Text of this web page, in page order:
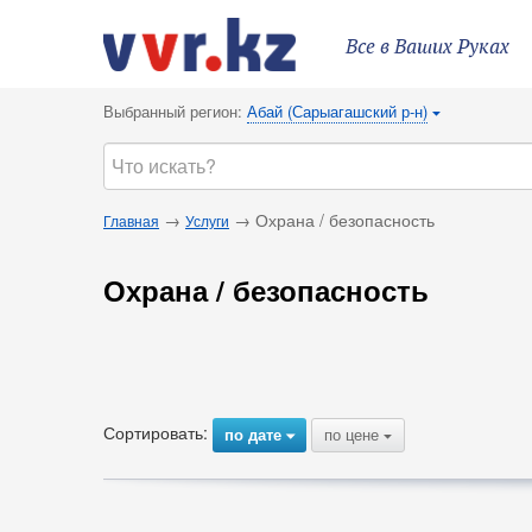
Все в Ваших Руках
Выбранный регион: Абай (Сарыагашский р-н) {
Главная → Услуги → Охрана / безопасность
Охрана / безопасность
Сортировать: по дате{ по цене {